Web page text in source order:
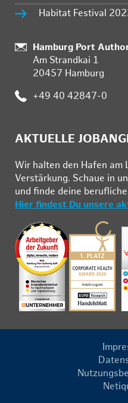
Habitat Festival
:
Hamburg Port
Am Strandkai 1
20457 Hamburg
: +49 40 42847-0
AKTUELLE
Wir hal­ten den Ha­fen am
Ver­stär­kung. Schau­e in
und fin­de deine
Hier findest Du unsere